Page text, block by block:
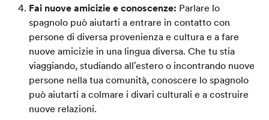
Fai nuove amicizie e conoscenze: Parlare lo
spagnolo può aiutarti a entrare in contatto con
persone di diversa provenienza e cultura e a fare
nuove amicizie in una lingua diversa. Che tu stia
viaggiando, studiando all'estero o incontrando nuove
persone nella tua comunità, conoscere lo spagnolo
può aiutarti a colmare i divari culturali e a costruire
nuove relazioni.